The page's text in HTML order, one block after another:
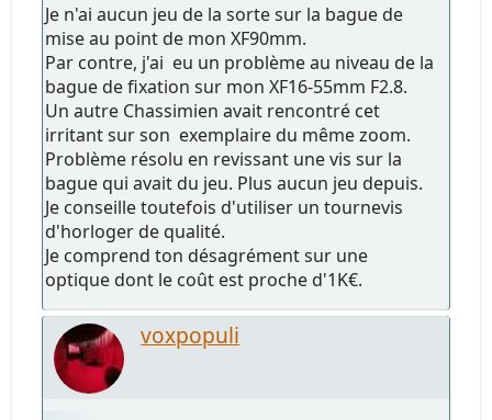
Je n'ai aucun jeu de la sorte sur la bague de
mise au point de mon XF90mm.
Par contre, j'ai eu un problème au niveau de la
bague de fixation sur mon XF16-55mm F2.8.
Un autre Chassimien avait rencontré cet
irritant sur son exemplaire du même zoom.
Problème résolu en revissant une vis sur la
bague qui avait du jeu. Plus aucun jeu depuis.
Je conseille toutefois d'utiliser un tournevis
d'horloger de qualité.
Je comprend ton désagrément sur une
optique dont le coût est proche d'1K€.
voxpopuli